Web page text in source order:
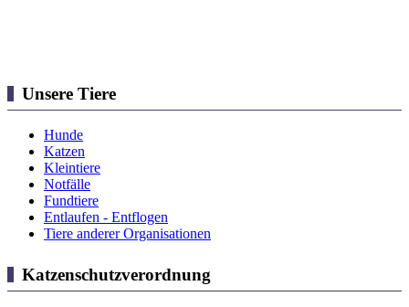
Unsere Tiere
Hunde
Katzen
Kleintiere
Notfälle
Fundtiere
Entlaufen - Entflogen
Tiere anderer Organisationen
Katzenschutzverordnung